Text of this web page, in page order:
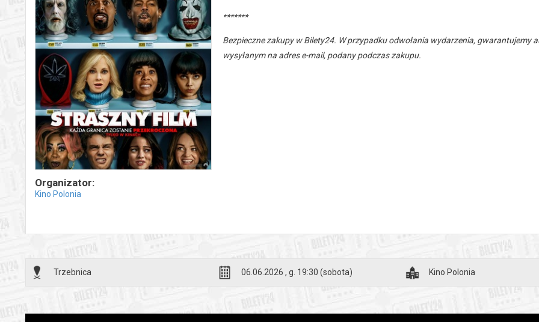
Organizator:
Kino Polonia
*******
Bezpieczne zakupy w Bilety24. W przypadku odwołania wydarzenia,
wysyłanym na adres e-mail, podany podczas zakupu.
Trzebnica 06.06.2026 , g. 19:30 (sobota) Kino Polonia